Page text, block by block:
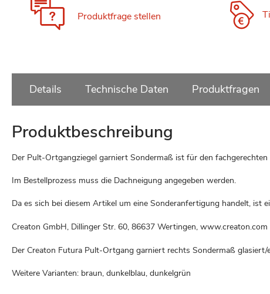
Produktfrage stellen
Details Technische Daten Produktfragen
Produktbeschreibung
Der Pult-Ortgangziegel garniert Sondermaß ist für den
Im Bestellprozess muss die Dachneigung angegeben werden.
Da es sich bei diesem Artikel um eine Sonderanfertigung handelt, ist
Creaton GmbH, Dillinger Str. 60, 86637 Wertingen, www.creaton.com
Der Creaton Futura Pult-Ortgang garniert rechts Sondermaß glasiert/
Weitere Varianten: braun, dunkelblau, dunkelgrün